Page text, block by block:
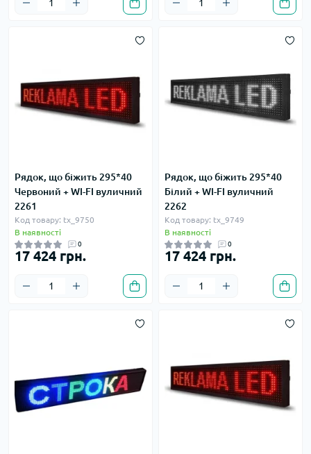
Рядок, що біжить 295*40
Червоний + WI-FI вуличний
2261
Код товару: tx_9750
В наявності
0
17 424 грн.
Рядок, що біжить 295*40
Білий + WI-FI вуличний
2262
Код товару: tx_9749
В наявності
0
17 424 грн.